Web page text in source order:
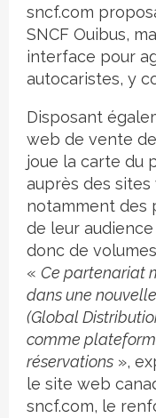
sncf.com
SNCF Ouibus,
interface pour
autocaristes, y
Disposant
web de vente
joue la carte du
auprès des
notamment des
de leur
donc de
« Ce partenariat
dans une
(Global
comme
réservations »,
le site web
sncf.com, le